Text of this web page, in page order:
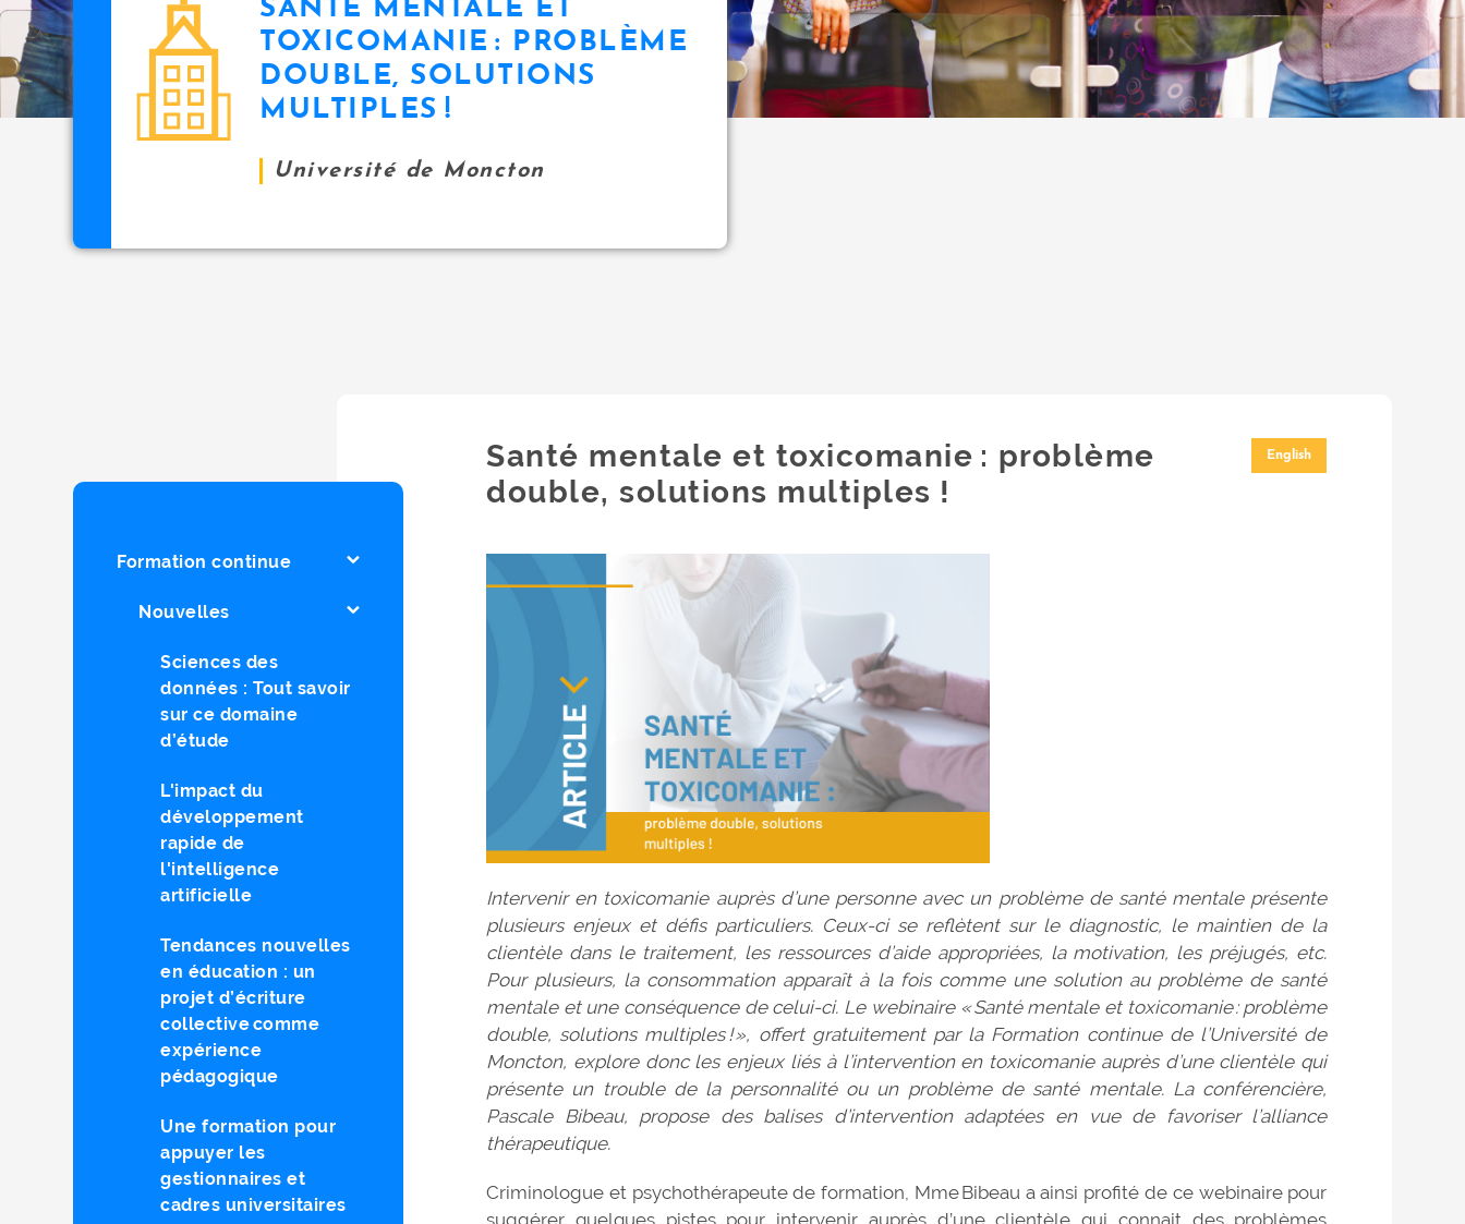
i
a
SANTÉ MENTALE ET
TOXICOMANIE : PROBLÈME
DOUBLE, SOLUTIONS
MULTIPLES !
Université de Moncton
Formation continue
Nouvelles
Sciences des
données : Tout savoir
sur ce domaine
d’étude
L'impact du
développement
rapide de
l'intelligence
artificielle
Tendances nouvelles
en éducation : un
projet d’écriture
collective comme
expérience
pédagogique
Une formation pour
appuyer les
gestionnaires et
cadres universitaires
English
Santé mentale et toxicomanie : problème
double, solutions multiples !
Intervenir en toxicomanie auprès d’une personne avec un problème de santé mentale présente
plusieurs enjeux et défis particuliers. Ceux-ci se reflètent sur le diagnostic, le maintien de la
clientèle dans le traitement, les ressources d’aide appropriées, la motivation, les préjugés, etc.
Pour plusieurs, la consommation apparaît à la fois comme une solution au problème de santé
mentale et une conséquence de celui-ci. Le webinaire « Santé mentale et toxicomanie : problème
double, solutions multiples ! », offert gratuitement par la Formation continue de l’Université de
Moncton, explore donc les enjeux liés à l’intervention en toxicomanie auprès d’une clientèle qui
présente un trouble de la personnalité ou un problème de santé mentale. La conférencière,
Pascale Bibeau, propose des balises d’intervention adaptées en vue de favoriser l’alliance
thérapeutique.
Criminologue et psychothérapeute de formation, Mme Bibeau a ainsi profité de ce webinaire pour
suggérer quelques pistes pour intervenir auprès d’une clientèle qui connait des problèmes